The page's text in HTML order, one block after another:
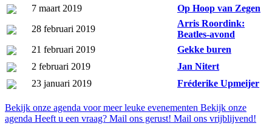
7 maart 2019
Op Hoop van Zegen
28 februari 2019
Arris Roordink:
Beatles-avond
21 februari 2019
Gekke buren
2 februari 2019
Jan Nitert
23 januari 2019
Fréderike Upmeijer
Bekijk onze agenda voor meer leuke evenementen Bekijk onze
agenda Heeft u een vraag? Mail ons gerust! Mail ons vrijblijvend!